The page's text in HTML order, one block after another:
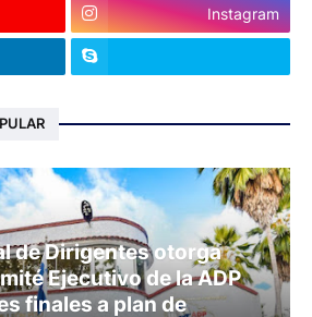
Instagram
de Dirigentes otorga
Ejecutivo de la ADP
finales a plan de